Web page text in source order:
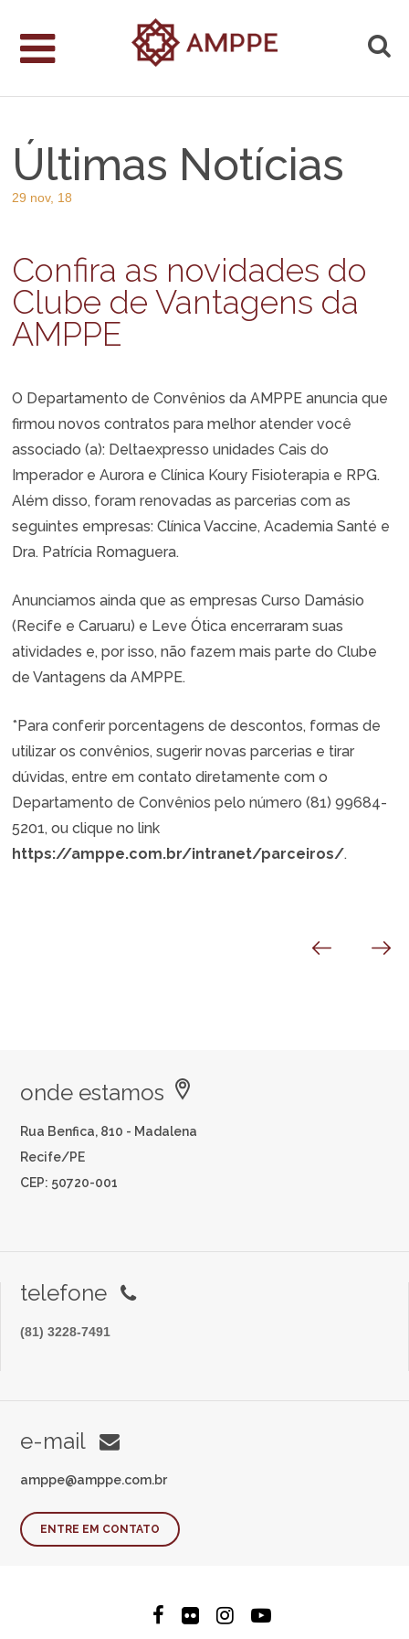
Últimas Notícias
29 nov, 18
Confira as novidades do
Clube de Vantagens da
AMPPE
O Departamento de Convênios da AMPPE anuncia que
firmou novos contratos para melhor atender você
associado (a): Deltaexpresso unidades Cais do
Imperador e Aurora e Clínica Koury Fisioterapia e RPG.
Além disso, foram renovadas as parcerias com as
seguintes empresas: Clínica Vaccine, Academia Santé e
Dra. Patrícia Romaguera.
Anunciamos ainda que as empresas Curso Damásio
(Recife e Caruaru) e Leve Ótica encerraram suas
atividades e, por isso, não fazem mais parte do Clube
de Vantagens da AMPPE.
*Para conferir porcentagens de descontos, formas de
utilizar os convênios, sugerir novas parcerias e tirar
dúvidas, entre em contato diretamente com o
Departamento de Convênios pelo número (81) 99684-
5201, ou clique no link
https://amppe.com.br/intranet/parceiros/.
onde estamos
Rua Benfica, 810 - Madalena
Recife/PE
CEP: 50720-001
telefone
(81) 3228-7491
e-mail
amppe@amppe.com.br
ENTRE EM CONTATO